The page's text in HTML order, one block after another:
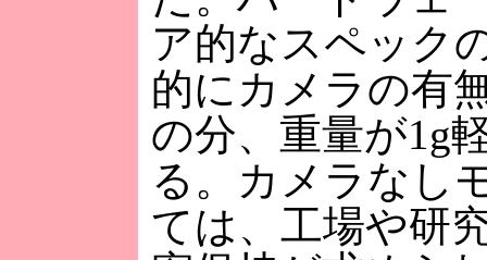
ア的なスペック
的にカメラの有
の分、重量が1g
る。カメラなし
ては、工場や研